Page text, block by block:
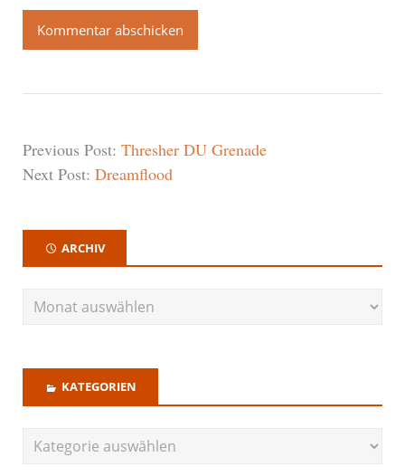
Previous Post: Thresher DU Grenade
Next Post: Dreamflood
ARCHIV
KATEGORIEN